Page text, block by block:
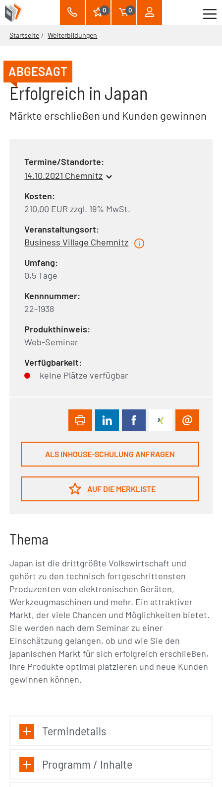
0 0
Startseite Weiterbildungen
ABGESAGT
Erfolgreich in Japan
Märkte erschließen und Kunden gewinnen
Termine/Standorte:
14.10.2021 Chemnitz
Kosten:
210,00 EUR zzgl. 19% MwSt.
Veranstaltungsort:
Business Village Chemnitz
Umfang:
0,5 Tage
Kennnummer:
22-1938
Produkthinweis:
Web-Seminar
Verfügbarkeit:
keine Plätze verfügbar
ALS INHOUSE-SCHULUNG ANFRAGEN
AUF DIE MERKLISTE
Thema
Japan ist die drittgrößte Volkswirtschaft und
gehört zu den technisch fortgeschrittensten
Produzenten von elektronischen Geräten,
Werkzeugmaschinen und mehr. Ein attraktiver
Markt, der viele Chancen und Möglichkeiten bietet.
Sie werden nach dem Seminar zu einer
Einschätzung gelangen, ob und wie Sie den
japanischen Markt für sich erfolgreich erschließen,
Ihre Produkte optimal platzieren und neue Kunden
gewinnen können.
Termindetails
Programm / Inhalte